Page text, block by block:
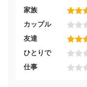
家族
カップル
友達
ひとりで
仕事